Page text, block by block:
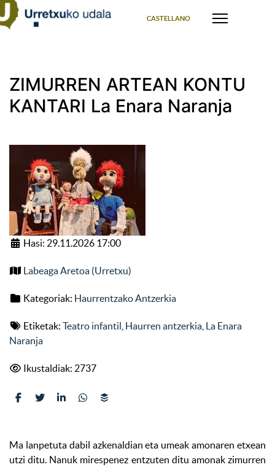
CASTELLANO
ZIMURREN ARTEAN KONTU
KANTARI La Enara Naranja
Hasi: 29.11.2026 17:00
Labeaga Aretoa (Urretxu)
Kategoriak: Haurrentzako Antzerkia
Etiketak: Teatro infantil Haurren antzerkia La Enara
Naranja
Ikustaldiak: 2737
Ma lanpetuta dabil azkenaldian eta umeak amonaren etxean
utzi ditu. Nanuk mirespenez entzuten ditu amonak zimurren